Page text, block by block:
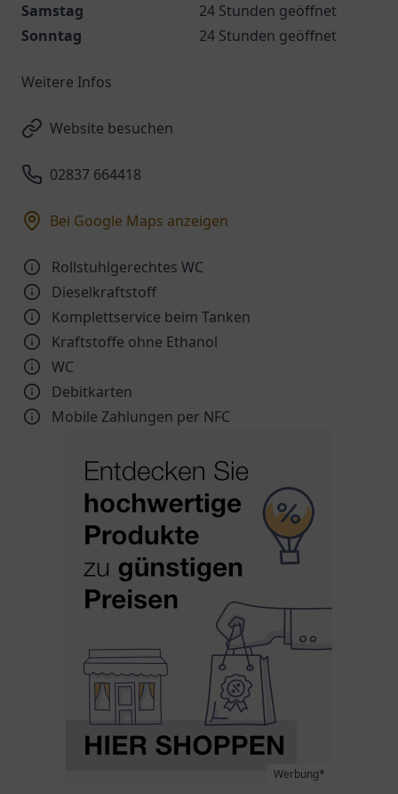
Samstag
24 Stunden geöffnet
Sonntag
24 Stunden geöffnet
Weitere Infos
Website besuchen
02837 664418
Bei Google Maps anzeigen
Rollstuhlgerechtes WC
Dieselkraftstoff
Komplettservice beim Tanken
Kraftstoffe ohne Ethanol
WC
Debitkarten
Mobile Zahlungen per NFC
Werbung*